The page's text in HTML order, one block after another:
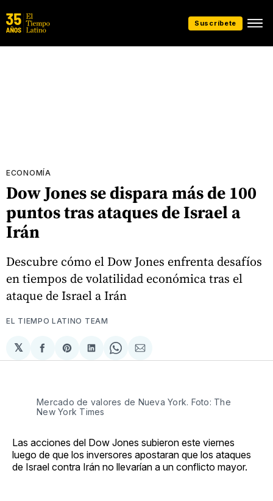
Suscríbete
ECONOMÍA
Dow Jones se dispara más de 100
puntos tras ataques de Israel a
Irán
Descubre cómo el Dow Jones enfrenta desafíos
en tiempos de volatilidad económica tras el
ataque de Israel a Irán
EL TIEMPO LATINO TEAM
𝕏
Compartir
en
Share
on
Compartir
en
Share
on
Compartir
via
Mercado de valores de Nueva York. Foto: The
New York Times
Las acciones del Dow Jones subieron este viernes
luego de que los inversores apostaran que los ataques
de Israel contra Irán no llevarían a un conflicto mayor.